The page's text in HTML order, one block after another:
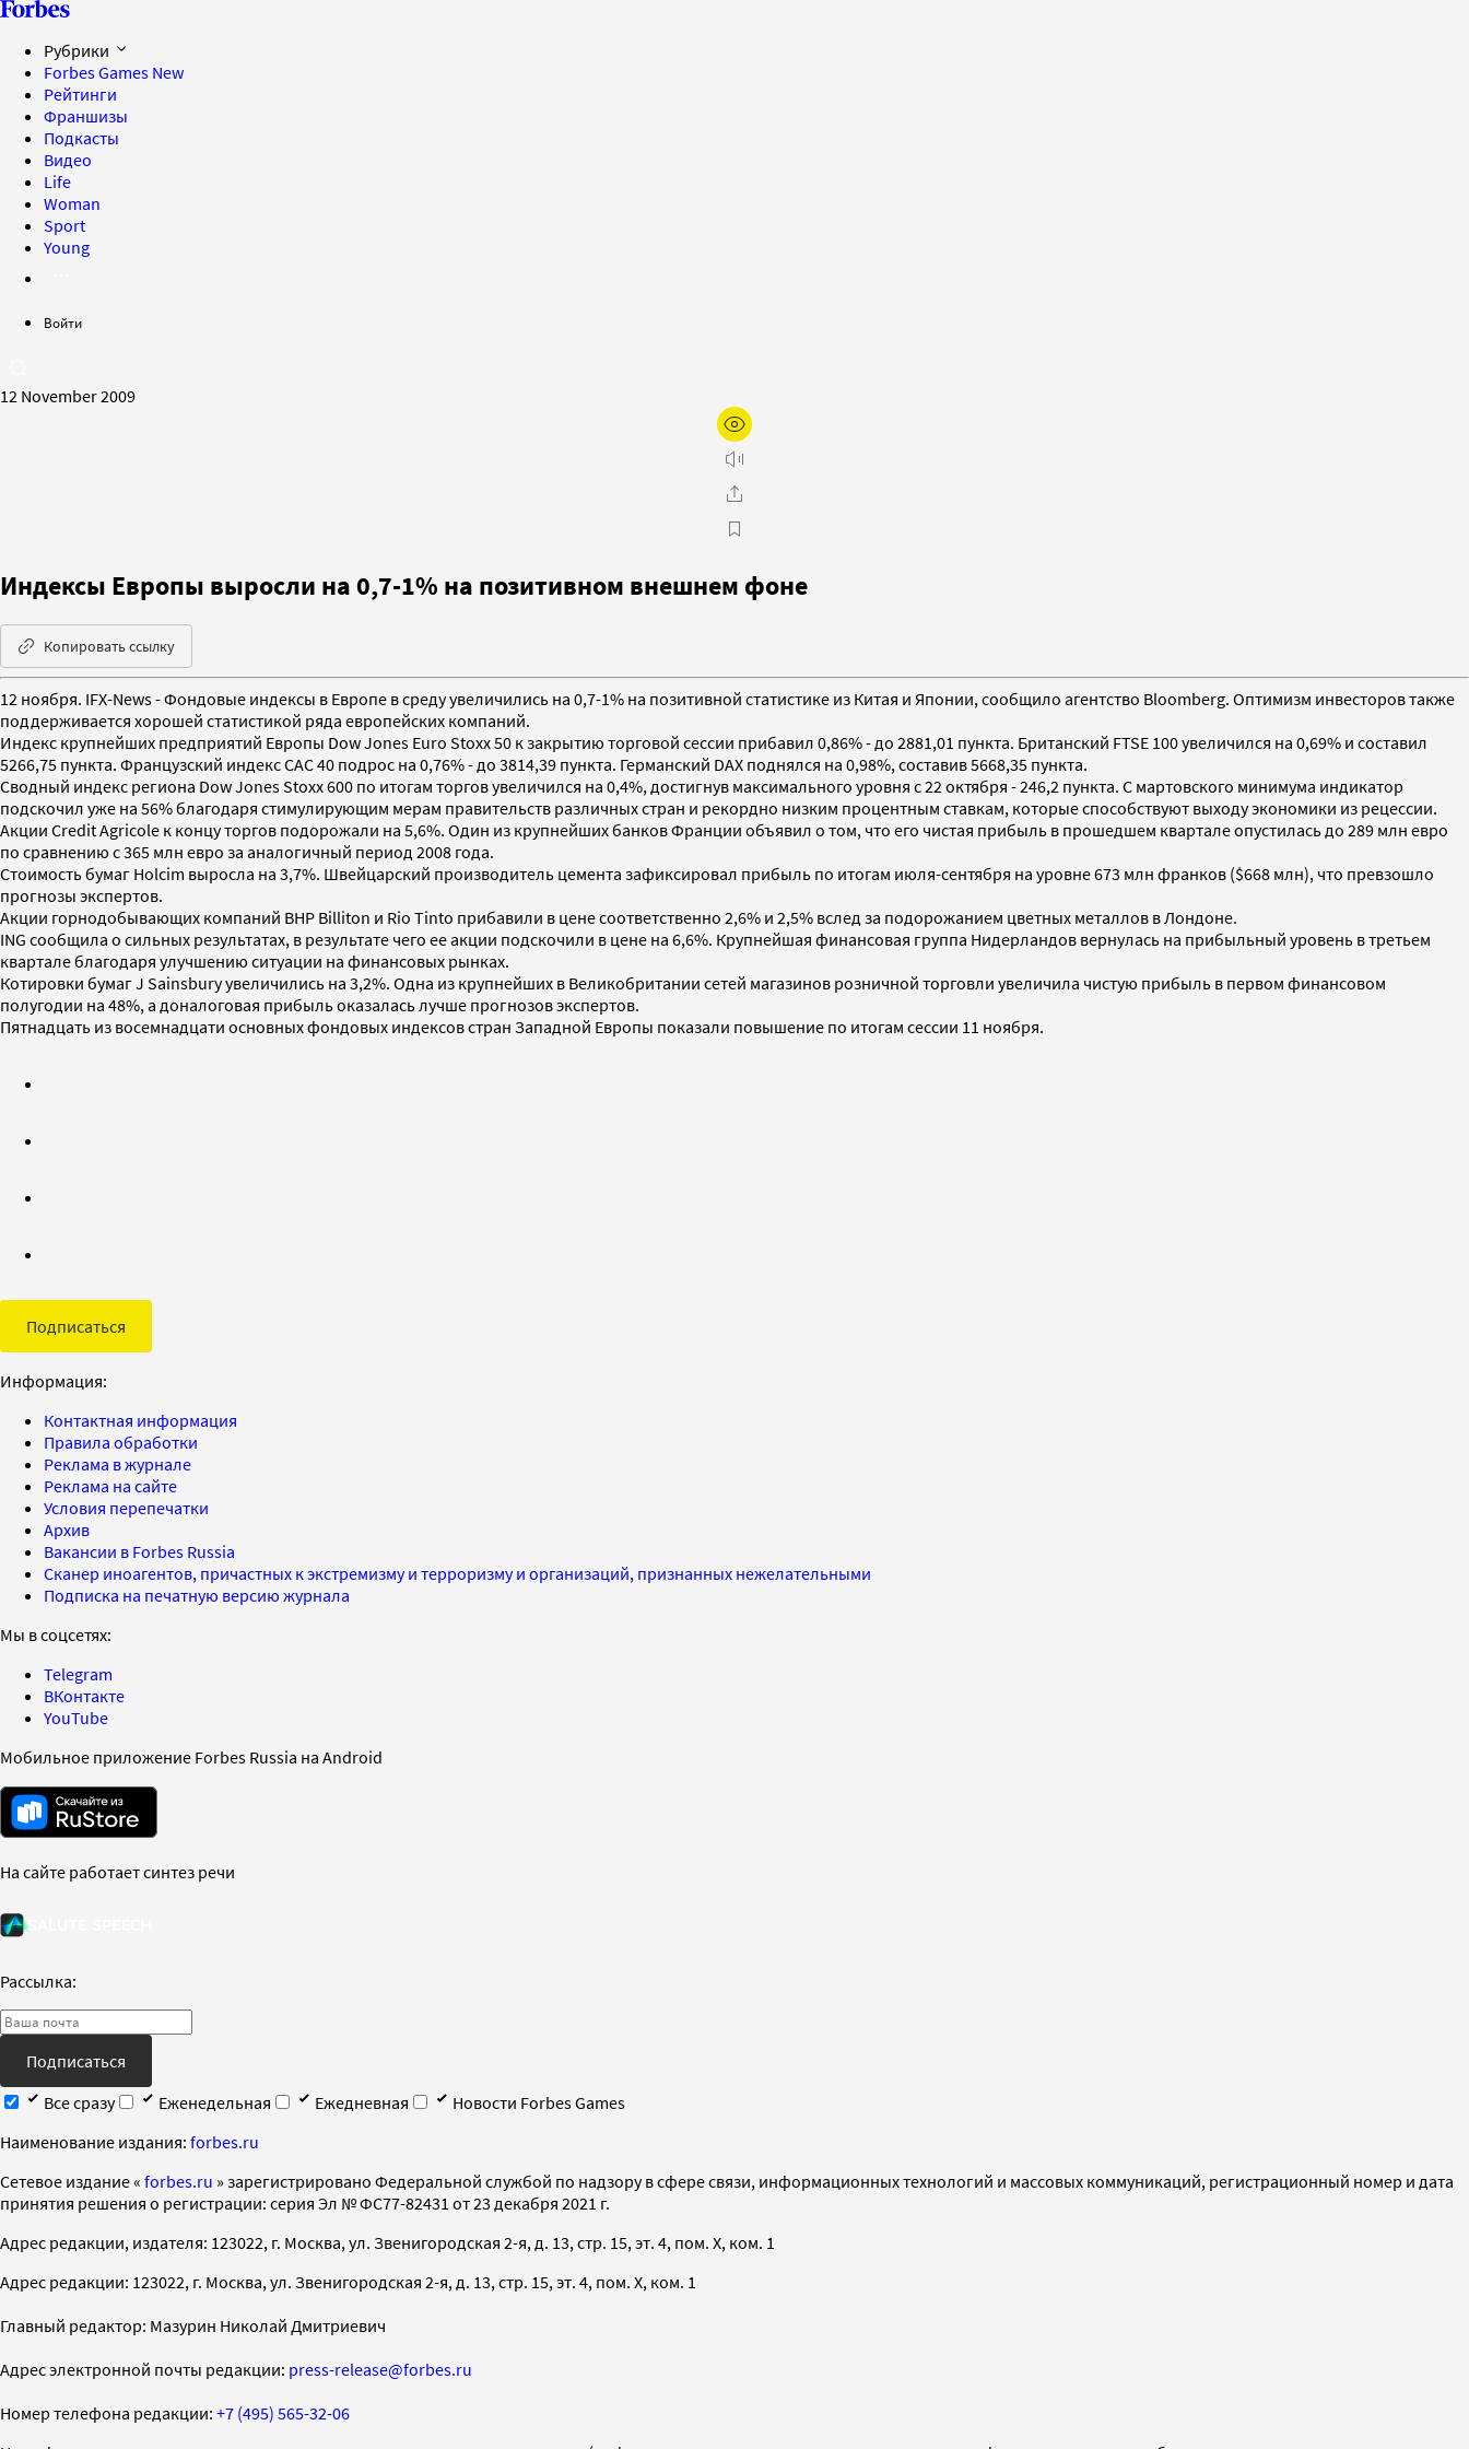
Рубрики
Forbes Games New
Рейтинги
Франшизы
Подкасты
Видео
Life
Woman
Sport
Young
Войти
12 November 2009
Индексы Европы выросли на 0,7-1% на позитивном внешнем фоне
Копировать ссылку
12 ноября. IFX-News - Фондовые индексы в Европе в среду увеличились на 0,7-1% на позитивной статистике из Китая и Японии, сообщило агентство Bloomberg. Оптимизм инвесторов также
поддерживается хорошей статистикой ряда европейских компаний.
Индекс крупнейших предприятий Европы Dow Jones Euro Stoxx 50 к закрытию торговой сессии прибавил 0,86% - до 2881,01 пункта. Британский FTSE 100 увеличился на 0,69% и составил
5266,75 пункта. Французский индекс CAC 40 подрос на 0,76% - до 3814,39 пункта. Германский DAX поднялся на 0,98%, составив 5668,35 пункта.
Сводный индекс региона Dow Jones Stoxx 600 по итогам торгов увеличился на 0,4%, достигнув максимального уровня с 22 октября - 246,2 пункта. С мартовского минимума индикатор
подскочил уже на 56% благодаря стимулирующим мерам правительств различных стран и рекордно низким процентным ставкам, которые способствуют выходу экономики из рецессии.
Акции Credit Agricole к концу торгов подорожали на 5,6%. Один из крупнейших банков Франции объявил о том, что его чистая прибыль в прошедшем квартале опустилась до 289 млн евро
по сравнению с 365 млн евро за аналогичный период 2008 года.
Стоимость бумаг Holcim выросла на 3,7%. Швейцарский производитель цемента зафиксировал прибыль по итогам июля-сентября на уровне 673 млн франков ($668 млн), что превзошло
прогнозы экспертов.
Акции горнодобывающих компаний BHP Billiton и Rio Tinto прибавили в цене соответственно 2,6% и 2,5% вслед за подорожанием цветных металлов в Лондоне.
ING сообщила о сильных результатах, в результате чего ее акции подскочили в цене на 6,6%. Крупнейшая финансовая группа Нидерландов вернулась на прибыльный уровень в третьем
квартале благодаря улучшению ситуации на финансовых рынках.
Котировки бумаг J Sainsbury увеличились на 3,2%. Одна из крупнейших в Великобритании сетей магазинов розничной торговли увеличила чистую прибыль в первом финансовом
полугодии на 48%, а доналоговая прибыль оказалась лучше прогнозов экспертов.
Пятнадцать из восемнадцати основных фондовых индексов стран Западной Европы показали повышение по итогам сессии 11 ноября.
Подписаться
Информация:
Контактная информация
Правила обработки
Реклама в журнале
Реклама на сайте
Условия перепечатки
Архив
Вакансии в Forbes Russia
Сканер иноагентов, причастных к экстремизму и терроризму и организаций, признанных нежелательными
Подписка на печатную версию журнала
Мы в соцсетях:
Telegram
ВКонтакте
YouTube
Мобильное приложение Forbes Russia на Android
На сайте работает синтез речи
Рассылка:
Подписаться
Все сразу
Еженедельная Ежедневная
Новости Forbes Games
Наименование издания: forbes.ru
Cетевое издание « forbes.ru » зарегистрировано Федеральной службой по надзору в сфере связи, информационных технологий и массовых коммуникаций, регистрационный номер и дата
принятия решения о регистрации: серия Эл № ФС77-82431 от 23 декабря 2021 г.
Адрес редакции, издателя: 123022, г. Москва, ул. Звенигородская 2-я, д. 13, стр. 15, эт. 4, пом. X, ком. 1
Адрес редакции: 123022, г. Москва, ул. Звенигородская 2-я, д. 13, стр. 15, эт. 4, пом. X, ком. 1
Главный редактор: Мазурин Николай Дмитриевич
Адрес электронной почты редакции: press-release@forbes.ru
Номер телефона редакции: +7 (495) 565-32-06